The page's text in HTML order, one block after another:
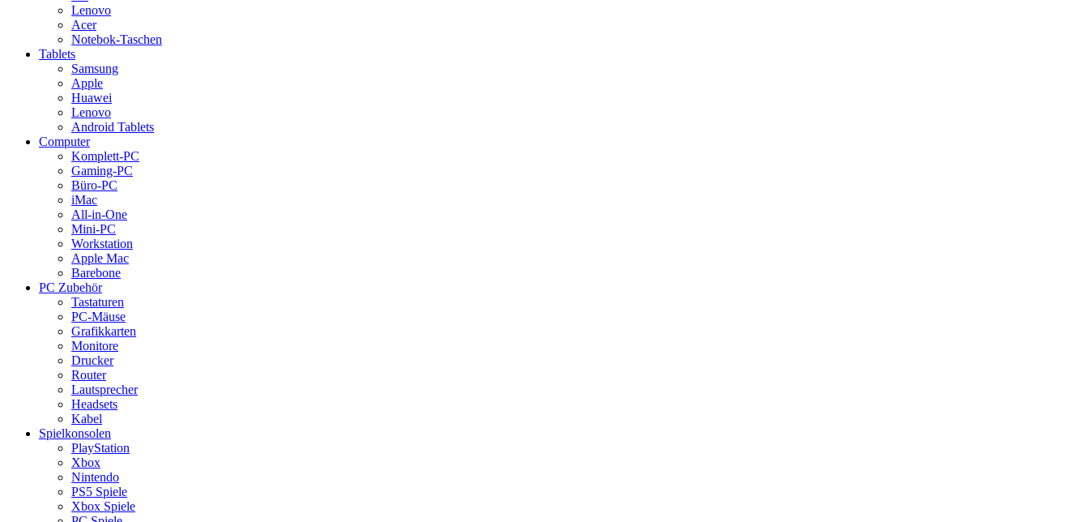
Lenovo
Acer
Notebok-Taschen
Tablets
Samsung
Apple
Huawei
Lenovo
Android Tablets
Computer
Komplett-PC
Gaming-PC
Büro-PC
iMac
All-in-One
Mini-PC
Workstation
Apple Mac
Barebone
PC Zubehör
Tastaturen
PC-Mäuse
Grafikkarten
Monitore
Drucker
Router
Lautsprecher
Headsets
Kabel
Spielkonsolen
PlayStation
Xbox
Nintendo
PS5 Spiele
Xbox Spiele